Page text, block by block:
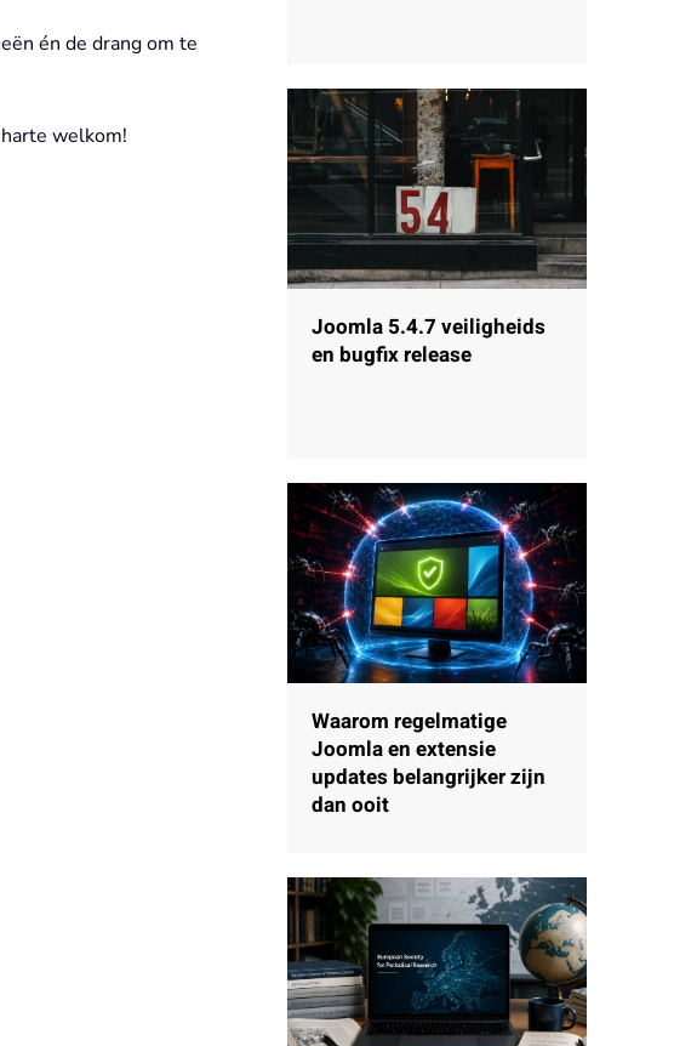
én de drang om te
welkom!
Joomla 5.4.7 veiligheids
en bugfix release
Waarom regelmatige
Joomla en extensie
updates belangrijker zijn
dan ooit